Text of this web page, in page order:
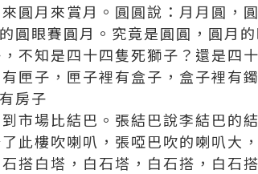
圓月來賞月。圓圓說：月月圓，
圓眼賽圓月。究竟是圓圓，圓月
不知是四十四隻死獅子？還是四
匣子，匣子裡有盒子，盒子裡有
房子
市場比結巴。張結巴說李結巴的
此樓吹喇叭，張啞巴吹的喇叭大
搭白塔，白石塔，白石搭，白石